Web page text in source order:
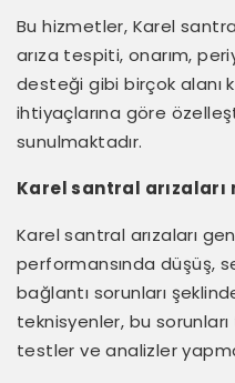
Bu hizmetler, Karel
arıza tespiti, onarım,
desteği gibi birçok alanı
ihtiyaçlarına göre
sunulmaktadır.
Karel santral arızaları
Karel santral arızaları
performansında düşüş,
bağlantı sorunları
teknisyenler, bu
testler ve analizler